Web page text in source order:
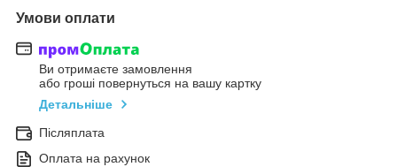
Умови оплати
Ви отримаєте замовлення
або гроші повернуться на вашу картку
Детальніше
Післяплата
Оплата на рахунок